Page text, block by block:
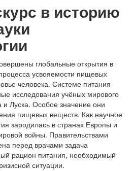
в историю
глобальные открытия в
усвояемости пищевых
человека. Системе питания
исследования учёных мирового
и Луска. Особое значение они
пищевых веществ. Как научное
зародилась в странах Европы и
войны. Правительствами
перед врачами задача
рацион питания, необходимый
ситуации.